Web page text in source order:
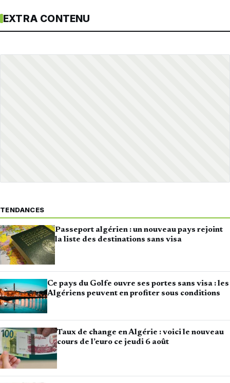
EXTRA CONTENU
TENDANCES
Passeport algérien : un nouveau pays rejoint
la liste des destinations sans visa
Ce pays du Golfe ouvre ses portes sans visa : les
Algériens peuvent en profiter sous conditions
Taux de change en Algérie : voici le nouveau
cours de l’euro ce jeudi 6 août